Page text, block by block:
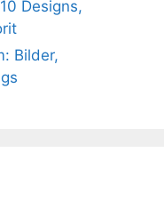
Designs,
Bilder,